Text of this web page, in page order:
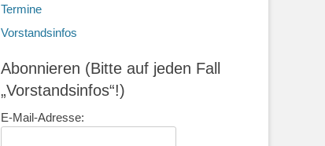
Termine
Vorstandsinfos
Abonnieren (Bitte auf jeden Fall
„Vorstandsinfos“!)
E-Mail-Adresse: